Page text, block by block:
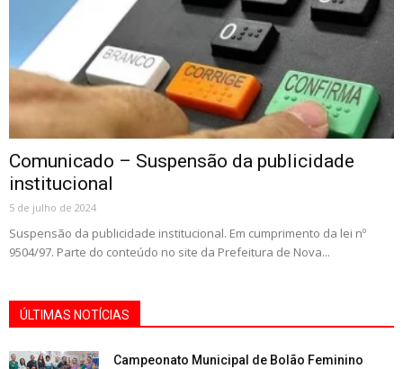
Comunicado – Suspensão da publicidade
institucional
5 de julho de 2024
Suspensão da publicidade institucional. Em cumprimento da lei nº
9504/97. Parte do conteúdo no site da Prefeitura de Nova...
ÚLTIMAS NOTÍCIAS
Campeonato Municipal de Bolão Feminino